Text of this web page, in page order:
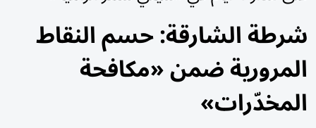
شرطة الشارقة: حسم النقاط
المرورية ضمن «مكافحة
المخدّرات»